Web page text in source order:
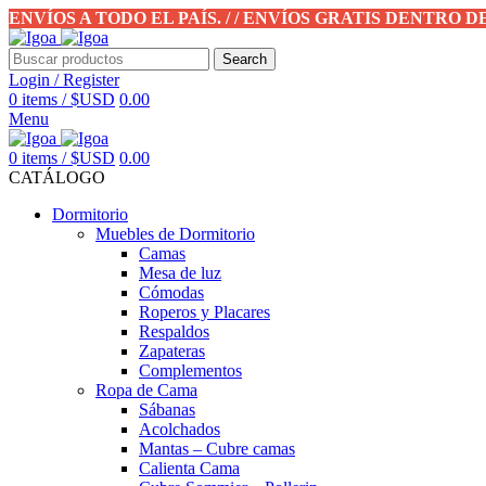
ENVÍOS A TODO EL PAÍS. / / ENVÍOS GRATIS DENTRO
Search
Login / Register
0 items / $USD 0.00
Menu
0 items / $USD 0.00
CATÁLOGO
Dormitorio
Muebles de Dormitorio
Camas
Mesa de luz
Cómodas
Roperos y Placares
Respaldos
Zapateras
Complementos
Ropa de Cama
Sábanas
Acolchados
Mantas – Cubre camas
Calienta Cama